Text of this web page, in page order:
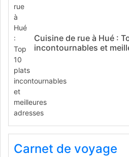
Cuisine de rue à Hué :
incontournables et
Carnet de voyage